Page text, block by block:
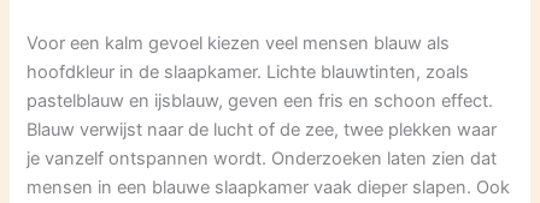
Voor een kalm gevoel kiezen veel mensen blauw als
hoofdkleur in de slaapkamer. Lichte blauwtinten, zoals
pastelblauw en ijsblauw, geven een fris en schoon effect.
Blauw verwijst naar de lucht of de zee, twee plekken waar
je vanzelf ontspannen wordt. Onderzoeken laten zien dat
mensen in een blauwe slaapkamer vaak dieper slapen. Ook